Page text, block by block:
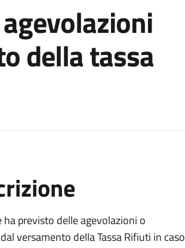
della tassa
ha previsto delle agevolazioni o
versamento della Tassa Rifiuti in caso